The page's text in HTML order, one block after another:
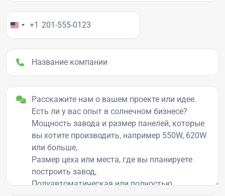
Ваш номер телефона
+1
Название компании
Детали проекта